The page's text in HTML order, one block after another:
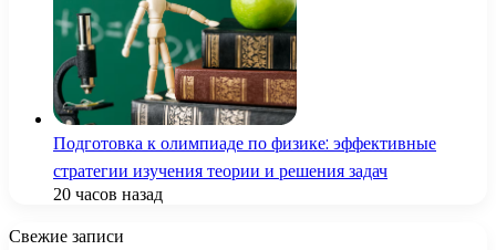
Подготовка к олимпиаде по физике: эффективные
стратегии изучения теории и решения задач
20 часов назад
Свежие записи